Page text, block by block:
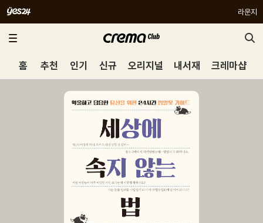
라운지
홈 추천 인기 신규 오리지널 내서재 크레마샵